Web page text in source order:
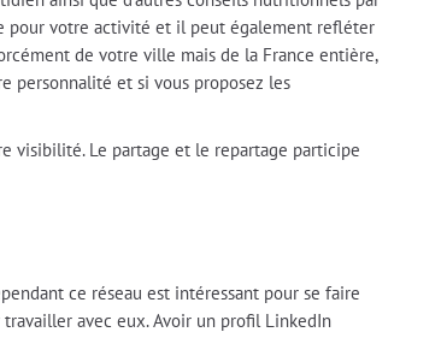
pour votre activité et il peut également refléter
de votre ville mais de la France entière,
personnalité et si vous proposez les
visibilité. Le partage et le repartage participe
ce réseau est intéressant pour se faire
avec eux. Avoir un profil LinkedIn